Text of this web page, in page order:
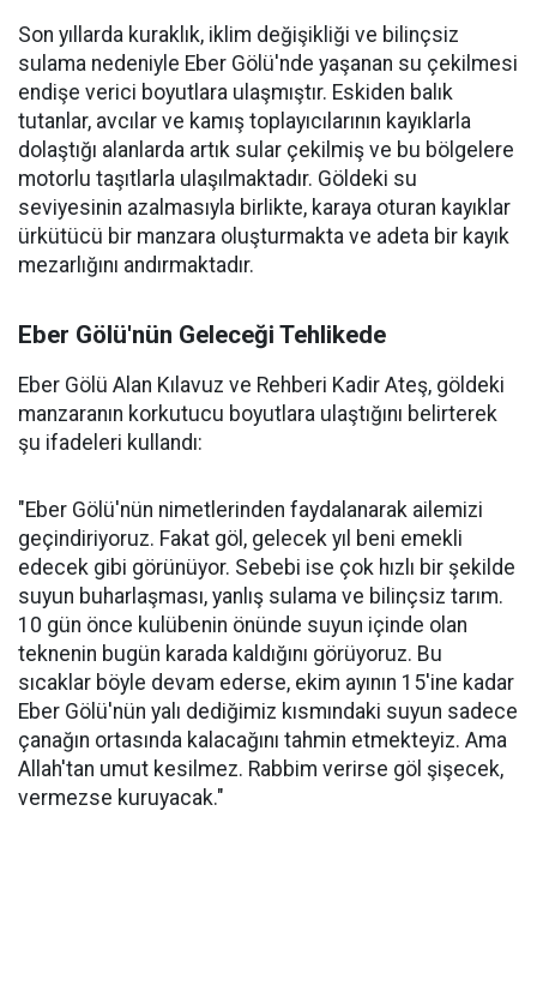
Son yıllarda kuraklık, iklim değişikliği ve bilinçsiz
sulama nedeniyle Eber Gölü'nde yaşanan su çekilmesi
endişe verici boyutlara ulaşmıştır. Eskiden balık
tutanlar, avcılar ve kamış toplayıcılarının kayıklarla
dolaştığı alanlarda artık sular çekilmiş ve bu bölgelere
motorlu taşıtlarla ulaşılmaktadır. Göldeki su
seviyesinin azalmasıyla birlikte, karaya oturan kayıklar
ürkütücü bir manzara oluşturmakta ve adeta bir kayık
mezarlığını andırmaktadır.
Eber Gölü'nün Geleceği Tehlikede
Eber Gölü Alan Kılavuz ve Rehberi Kadir Ateş, göldeki
manzaranın korkutucu boyutlara ulaştığını belirterek
şu ifadeleri kullandı:
"Eber Gölü'nün nimetlerinden faydalanarak ailemizi
geçindiriyoruz. Fakat göl, gelecek yıl beni emekli
edecek gibi görünüyor. Sebebi ise çok hızlı bir şekilde
suyun buharlaşması, yanlış sulama ve bilinçsiz tarım.
10 gün önce kulübenin önünde suyun içinde olan
teknenin bugün karada kaldığını görüyoruz. Bu
sıcaklar böyle devam ederse, ekim ayının 15'ine kadar
Eber Gölü'nün yalı dediğimiz kısmındaki suyun sadece
çanağın ortasında kalacağını tahmin etmekteyiz. Ama
Allah'tan umut kesilmez. Rabbim verirse göl şişecek,
vermezse kuruyacak."